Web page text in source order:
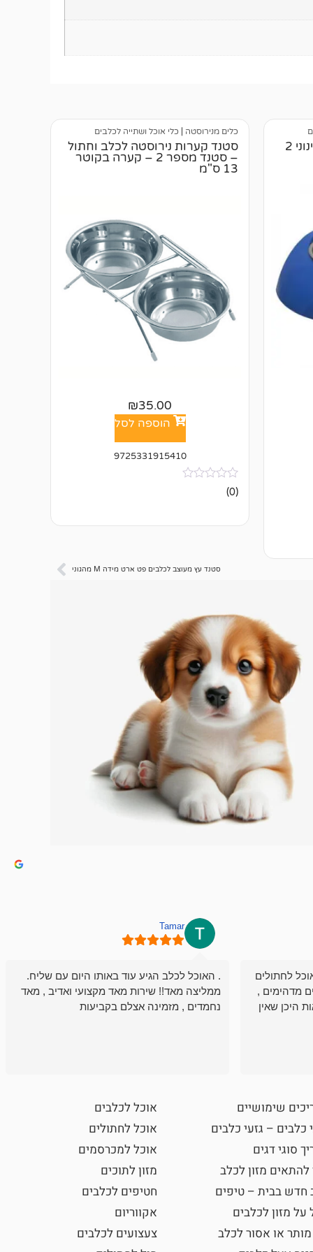
סט כלי לאוכל +מים לכלב בינוני 2
כלים מנירוסטה כלי אוכל ושתייה לכלבים
סטנד קערות נירוסטה לכלב וחתול
– סטנד מספר 2 – קערה בקוטר
13 ס"מ
₪35.00
הוספה לסל
9725331915410
אין
ביקורות
(0)
סטנד עץ מעוצב לכלבים פט ארט מידה M מהגוני
לחתולים
מדהימים ,
היכן שאין
Tamar
. האוכל לכלב הגיע עוד באותו היום עם שליח.
ממליצה מאד!! שירות מאד מקצועי ואדיב , מאד
נחמדים , מזמינה אצלם בקביעות
שימושיים
כלבים – גזעי כלבים
סוגי דגים
להתאים מזון לכלב
חדש בבית – טיפים
על מזון לכלבים
או אסור לכלב
אוכל לכלבים
אוכל לחתולים
אוכל למכרסמים
מזון לתוכים
חטיפים לכלבים
אקווריום
צעצועים לכלבים